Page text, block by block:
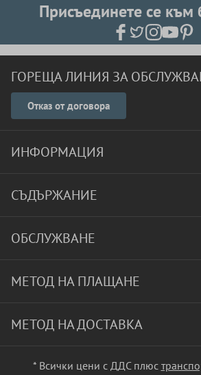
Присъединете се към
ГОРЕЩА ЛИНИЯ ЗА
Отказ от договора
ИНФОРМАЦИЯ
СЪДЪРЖАНИЕ
ОБСЛУЖВАНЕ
МЕТОД НА ПЛАЩАНЕ
МЕТОД НА ДОСТАВКА
* Всички цени с ДДС плюс